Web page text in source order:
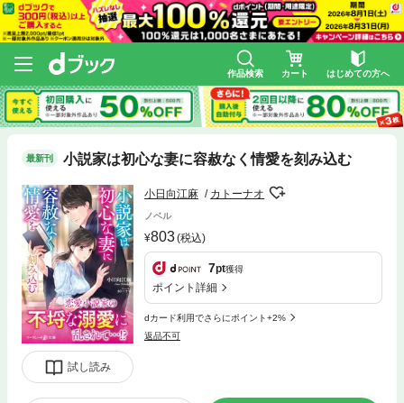
作品検索 カート はじめての方へ
最新刊 小説家は初心な妻に容赦なく情愛を刻み込む
試し読み
小日向江麻 カトーナオ
ノベル
803(税込)
7pt獲得
ポイント詳細
dカード利用でさらにポイント+2%
返品不可